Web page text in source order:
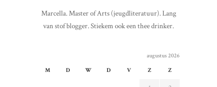
Marcella. Master of Arts (jeugdliteratuur). Lang
van stof blogger. Stiekem ook een thee drinker.
augustus 2026
M
D W D V Z Z